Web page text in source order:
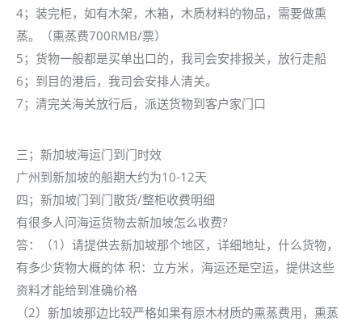
4；装完柜，如有木架，木箱，木质材料的物品，需要做熏
蒸。（熏蒸费700RMB/票）
5；货物一般都是买单出口的，我司会安排报关，放行走船
6；到目的港后，我司会安排人清关。
7；清完关海关放行后，派送货物到客户家门口
三；新加坡海运门到门时效
广州到新加坡的船期大约为10-12天
四；新加坡门到门散货/整柜收费明细
有很多人问海运货物去新加坡怎么收费?
答：（1）请提供去新加坡那个地区，详细地址，什么货物，
有多少货物大概的体 积：立方米，海运还是空运，提供这些
资料才能给到准确价格
（2）新加坡那边比较严格如果有原木材质的熏蒸费用，熏蒸